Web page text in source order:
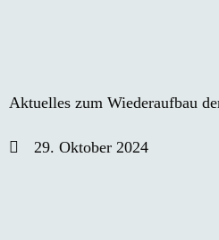
Aktuelles zum Wiederaufbau
29. Oktober 2024